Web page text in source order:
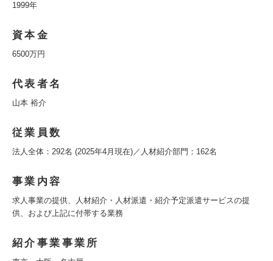
1999年
資本金
6500万円
代表者名
山本 裕介
従業員数
法人全体：292名 (2025年4月現在)／人材紹介部門：162名
事業内容
求人事業の提供、人材紹介・人材派遣・紹介予定派遣サービスの提
供、および上記に付帯する業務
紹介事業事業所